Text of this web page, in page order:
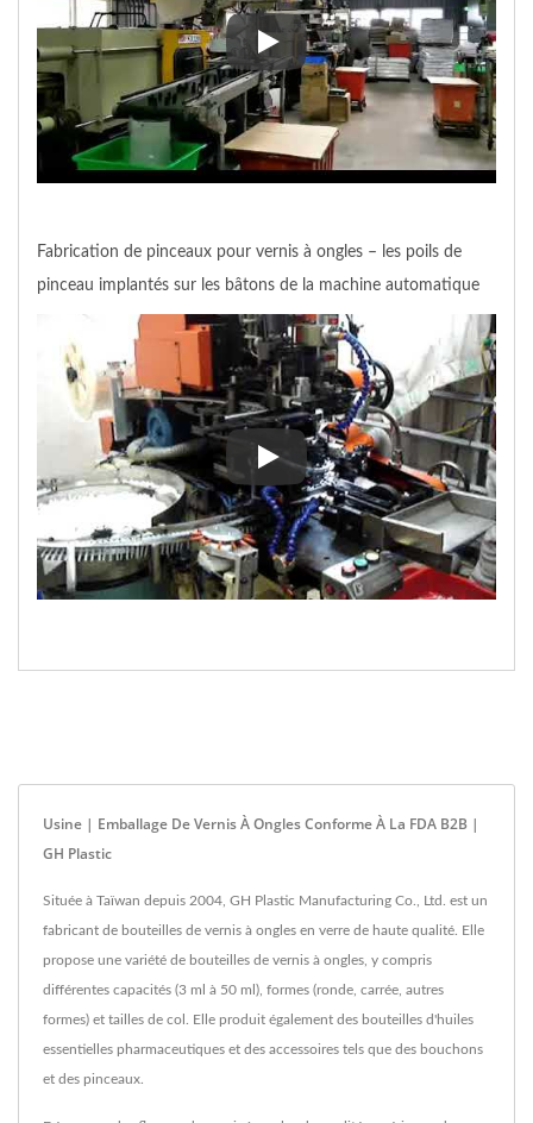
Production de bouchons en
Fabrication de pinceaux pour vernis à ongles – les poils de
pinceau implantés sur les bâtons de la machine automatique
Fabrication de pinceaux pour
Usine | Emballage De Vernis À Ongles Conforme À La FDA B2B |
GH Plastic
Située à Taïwan depuis 2004, GH Plastic Manufacturing Co., Ltd. est un
fabricant de bouteilles de vernis à ongles en verre de haute qualité. Elle
propose une variété de bouteilles de vernis à ongles, y compris
différentes capacités (3 ml à 50 ml), formes (ronde, carrée, autres
formes) et tailles de col. Elle produit également des bouteilles d'huiles
essentielles pharmaceutiques et des accessoires tels que des bouchons
et des pinceaux.